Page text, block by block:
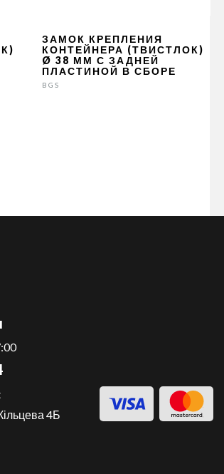
ЗАМОК КРЕПЛЕНИЯ
КОНТЕЙНЕРА (ТВИСТЛОК)
Ø 38 ММ С ЗАДНЕЙ
ПЛАСТИНОЙ В СБОРЕ
BGS
4Б